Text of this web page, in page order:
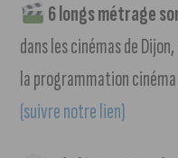
6 longs métrage
dans les cinémas de
la programmation
(suivre notre lien)